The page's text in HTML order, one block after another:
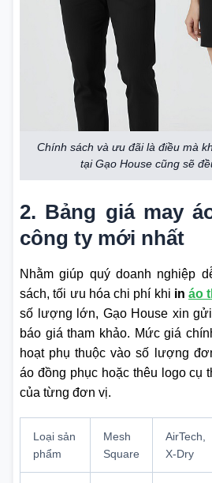
Chính sách và ưu đãi là điều mà
tại Gạo House cũng sẽ
2. Bảng giá may
công ty mới nhất
Nhằm giúp quý doanh nghiệp
sách, tối ưu hóa chi phí khi in áo
số lượng lớn, Gạo House xin
báo giá tham khảo. Mức giá
hoạt phụ thuộc vào số lượng
áo đồng phục hoặc thêu logo cụ
của từng đơn vị.
Loại sản
phẩm
Mesh
Square
AirTech,
X-Dry